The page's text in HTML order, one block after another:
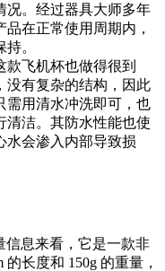
况。经过器具大师多年
在正常使用周期内，
。
款飞机杯也做得很到
没有复杂的结构，因此
需用清水冲洗即可，也
清洁。其防水性能也使
水会渗入内部导致损
信息来看，它是一款非
长度和 150g 的重量，